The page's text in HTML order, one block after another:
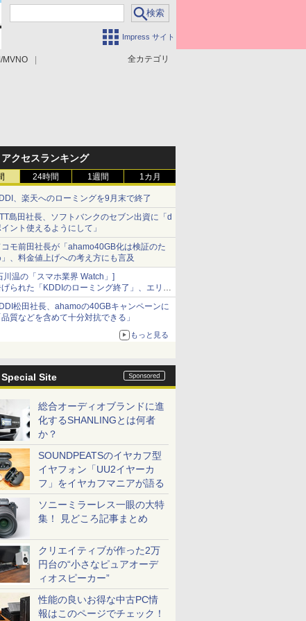
Impress サイト
全カテゴリ
MVNO
アクセスランキング
24時間 1週間 1カ月
、楽天へのローミングを9月末で終了
島田社長、ソフトバンクのセブン出資に「d
ント使えるようにして」
コモ前田社長が「ahamo40GB化は検証のた
、料金値上げへの考え方にも言及
川温の「スマホ業界 Watch」]
られた「KDDIのローミング終了」、エリア
プの落とし穴と楽天モバイルの課題
松田社長、ahamoの40GBキャンペーンに
品質などを含めて十分対抗できる」
もっと見る
Special Site
総合オーディオブランドに進
化するSHANLINGとは何者
か？
SOUNDPEATSのイヤカフ型
イヤフォン「UU2イヤーカ
フ」をイヤカフマニアが語る
ソニーミラーレス一眼の大特
集！ 見どころ記事まとめ
クリエイティブが作った2万
円台の“小さなピュアオーデ
ィオスピーカー”
性能の良いお得な中古PC情
報はこのページでチェック！